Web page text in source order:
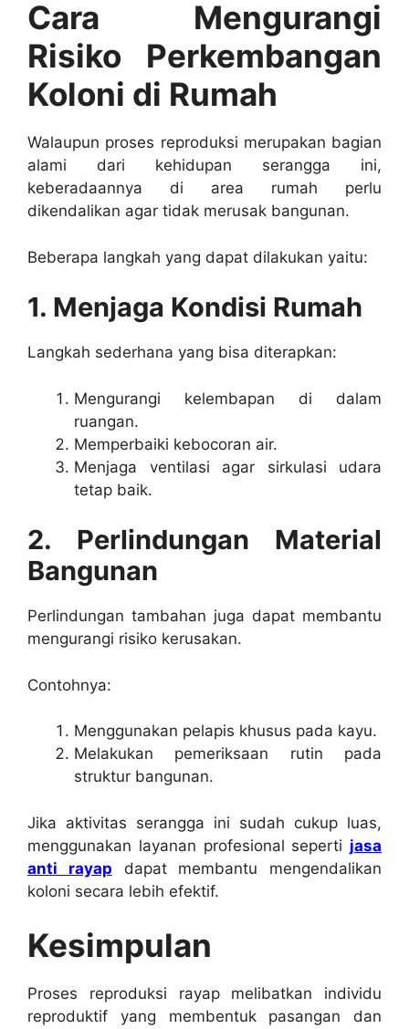
Cara Mengurangi
Risiko Perkembangan
Koloni di Rumah
Walaupun proses reproduksi merupakan bagian
alami dari kehidupan serangga ini,
keberadaannya di area rumah perlu
dikendalikan agar tidak merusak bangunan.
Beberapa langkah yang dapat dilakukan yaitu:
1. Menjaga Kondisi Rumah
Langkah sederhana yang bisa diterapkan:
Mengurangi kelembapan di dalam
ruangan.
Memperbaiki kebocoran air.
Menjaga ventilasi agar sirkulasi udara
tetap baik.
2. Perlindungan Material
Bangunan
Perlindungan tambahan juga dapat membantu
mengurangi risiko kerusakan.
Contohnya:
Menggunakan pelapis khusus pada kayu.
Melakukan pemeriksaan rutin pada
struktur bangunan.
Jika aktivitas serangga ini sudah cukup luas,
menggunakan layanan profesional seperti jasa
anti rayap dapat membantu mengendalikan
koloni secara lebih efektif.
Kesimpulan
Proses reproduksi rayap melibatkan individu
reproduktif yang membentuk pasangan dan